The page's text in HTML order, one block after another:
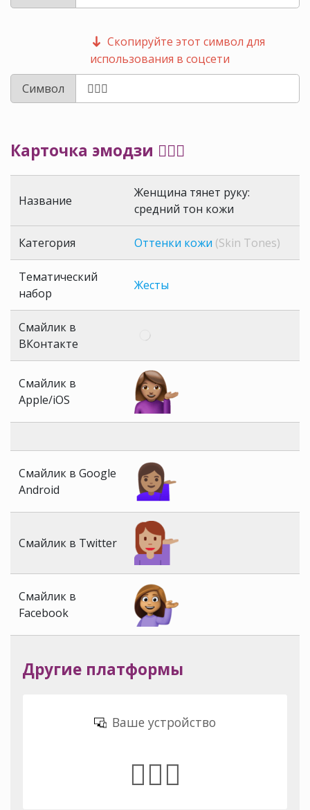
Скопируйте этот символ для
использования в соцсети
Символ
Карточка эмодзи 💁🏽‍♀️
Название
Женщина тянет руку:
средний тон кожи
Категория Оттенки кожи (Skin Tones)
Тематический
набор
Жесты
Смайлик в
ВКонтакте
Смайлик в
Apple/iOS
Смайлик в Google
Android
Смайлик в Twitter
Смайлик в
Facebook
Другие платформы
Ваше устройство
💁🏽‍♀️